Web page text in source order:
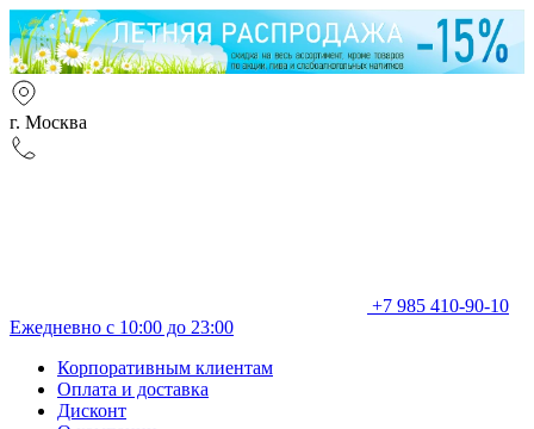
г. Москва
+7 985 410-90-10
Ежедневно с 10:00 до 23:00
Корпоративным клиентам
Оплата и доставка
Дисконт